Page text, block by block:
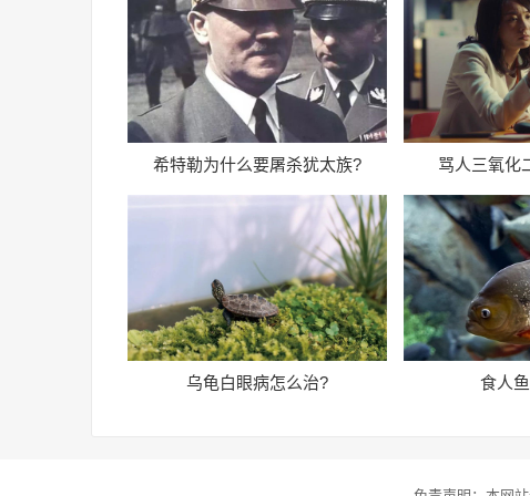
希特勒为什么要屠杀犹太族? 骂人三氧化
乌龟白眼病怎么治? 食人